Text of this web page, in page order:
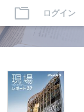
ログイン